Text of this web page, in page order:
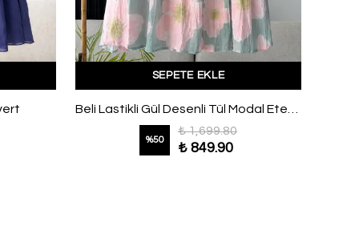
SEPETE EKLE
Beli Lastikli Gül Desenli Tül Modal Etek Pembe Mint
%50
₺ 1,699.80
₺ 849.90